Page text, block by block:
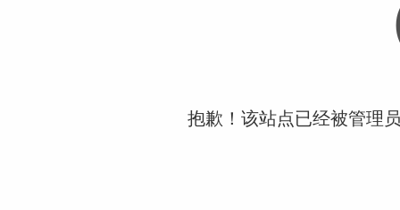
抱歉！该站点已经被管理